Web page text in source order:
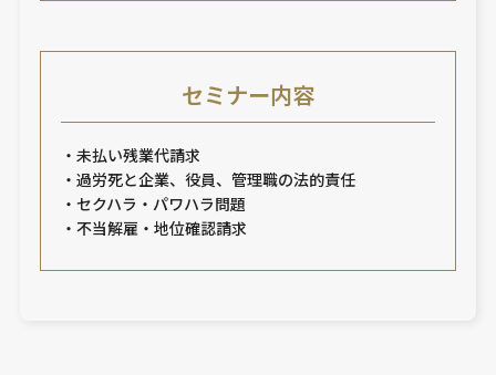
セミナー内容
・未払い残業代請求
・過労死と企業、役員、管理職の法的責任
・セクハラ・パワハラ問題
・不当解雇・地位確認請求